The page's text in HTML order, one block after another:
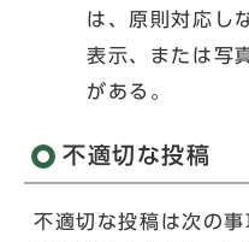
は、原則対応し
表示、または写
がある。
不適切な投稿
不適切な投稿は次の